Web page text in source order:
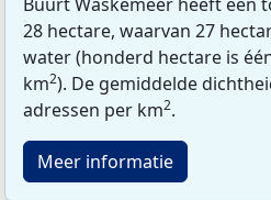
28 hectare, waarvan 27
water (honderd hectare is
km2). De gemiddelde
adressen per km2.
Meer informatie